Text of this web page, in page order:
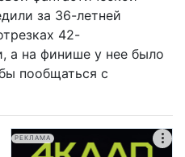
за 36-летней
42-
а на финише у нее было
пообщаться с
РЕКЛАМА